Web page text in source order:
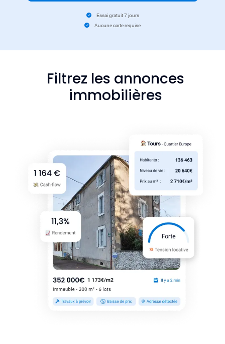
Essai gratuit 7 jours
Aucune carte requise
Filtrez les annonces
immobilières